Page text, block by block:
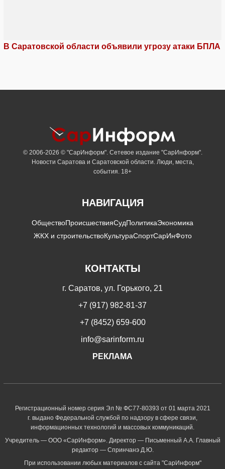
В Саратовской области объявили угрозу атаки БПЛА
© 2006-2026 © "СарИнформ". Сетевое издание "СарИнформ".
Новости Саратова и Саратовской области. Люди, места,
события. 18+
НАВИГАЦИЯ
ОбществоПроисшествияСудПолитикаЭкономика
ЖКХ и строительствоКультураСпортСарИнФото
КОНТАКТЫ
г. Саратов, ул. Горького, 21
+7 (917) 982-81-37
+7 (8452) 659-600
info@sarinform.ru
РЕКЛАМА
Регистрационный номер серия Эл № ФС77-80393 от 01 марта 2021
г. выдано Федеральной службой по надзору в сфере связи,
информационных технологий и массовых коммуникаций.
Учредитель — ООО «СарИнформ». Директор — Письменный А.А. Главный
редактор — Спринчанэ Д.Ю.
При использовании любых материалов с сайта "СарИнформ"